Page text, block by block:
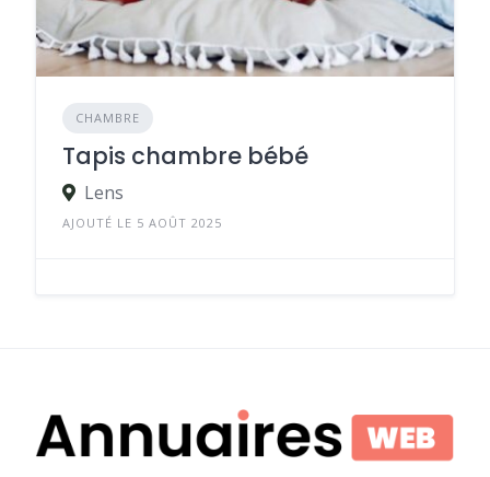
CHAMBRE
Tapis chambre bébé
Lens
AJOUTÉ LE 5 AOÛT 2025